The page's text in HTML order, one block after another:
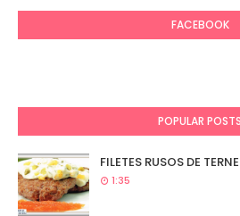
FACEBOOK
POPULAR POSTS
FILETES RUSOS DE
1:35